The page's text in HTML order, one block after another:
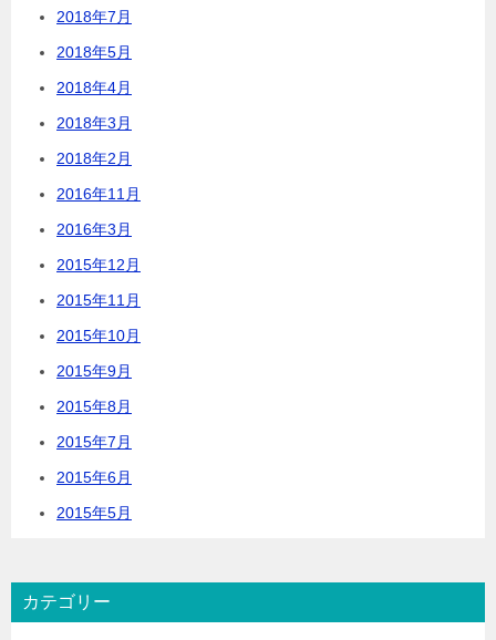
2018年7月
2018年5月
2018年4月
2018年3月
2018年2月
2016年11月
2016年3月
2015年12月
2015年11月
2015年10月
2015年9月
2015年8月
2015年7月
2015年6月
2015年5月
カテゴリー